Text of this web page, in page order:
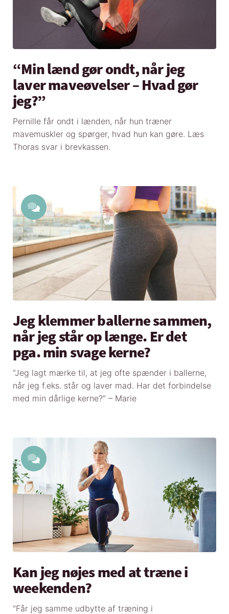
“Min lænd gør ondt, når jeg
laver maveøvelser – Hvad gør
jeg?”
Pernille får ondt i lænden, når hun træner
mavemuskler og spørger, hvad hun kan gøre. Læs
Thoras svar i brevkassen.
Jeg klemmer ballerne sammen,
når jeg står op længe. Er det
pga. min svage kerne?
“Jeg lagt mærke til, at jeg ofte spænder i ballerne,
når jeg f.eks. står og laver mad. Har det forbindelse
med min dårlige kerne?” – Marie
Kan jeg nøjes med at træne i
weekenden?
"Får jeg samme udbytte af træning i